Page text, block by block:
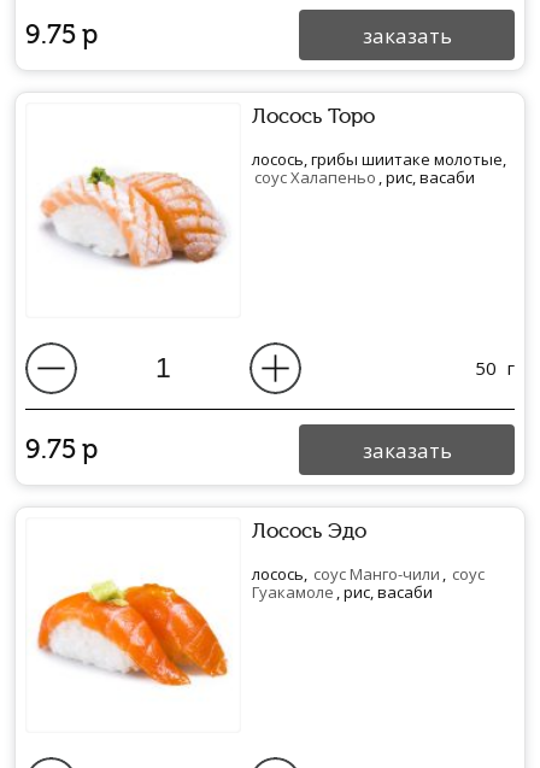
9.75р заказать
Лосось Торо
лосось, грибы шиитаке молотые,
соус Халапеньо , рис, васаби
50 г
9.75р заказать
Лосось Эдо
лосось, соус Манго-чили , соус
Гуакамоле , рис, васаби